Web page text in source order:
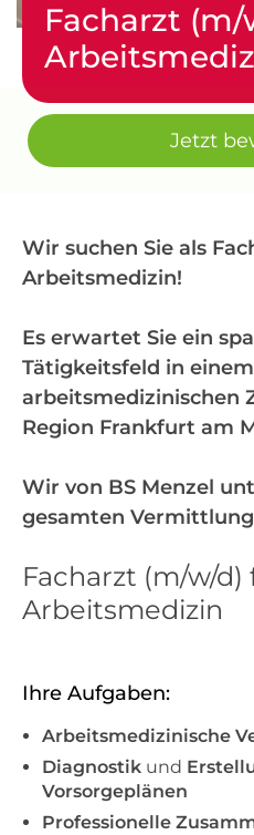
Facharzt
Jetzt
Wir suchen Sie als
Arbeitsmedizin!
Es erwartet Sie ein
Tätigkeitsfeld in einem
arbeitsmedizinischen
Region Frankfurt am
Wir von BS Menzel
gesamten
Facharzt (m/w/d)
Arbeitsmedizin
Ihre Aufgaben:
Arbeitsmedizinische
Diagnostik und
Vorsorgeplänen
Professionelle